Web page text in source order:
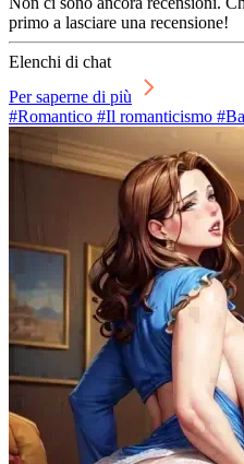
primo a lasciare una recensione!
Elenchi di chat
Per saperne di più
#Romantico #Il romanticismo